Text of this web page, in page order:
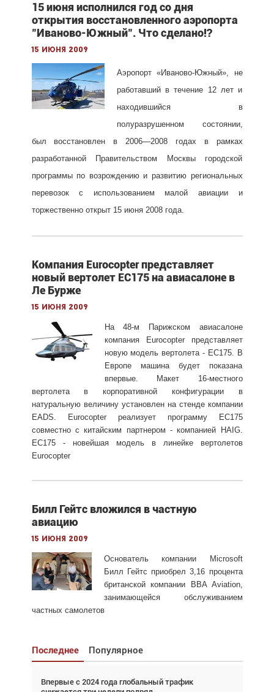
15 июня исполнился год со дня
открытия восстановленного аэропорта
"Иваново-Южный". Что сделано!?
15 июня 2009
Аэропорт «Иваново-Южный», не
работавший в течение 12 лет и
находившийся в
полуразрушенном состоянии,
был восстановлен в 2006—2008 годах в рамках
разработанной Правительством Москвы городской
программы по возрождению и развитию региональных
перевозок с использованием малой авиации и
торжественно открыт 15 июня 2008 года.
Компания Eurocopter представляет
новый вертолет EC175 на авиасалоне в
Ле Бурже
15 июня 2009
На 48-м Парижском авиасалоне
компания Eurocopter представляет
новую модель вертолета - EC175. В
Европе машина будет показана
впервые. Макет 16-местного
вертолета в корпоративной конфигурации в
натуральную величину установлен на стенде компании
EADS. Eurocopter реализует программу EC175
совместно с китайским партнером - компанией HAIG.
EC175 - новейшая модель в линейке вертолетов
Eurocopter
Билл Гейтс вложился в частную
авиацию
15 июня 2009
Основатель компании Microsoft
Билл Гейтс приобрел 3,16 процента
британской компании BBA Aviation,
занимающейся обслуживанием
частных самолетов
Последнее Популярное
Впервые с 2024 года глобальный трафик
Взгляд с высоты: тандем вертолётов и БПЛА в